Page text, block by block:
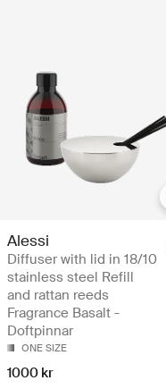
Alessi
Diffuser with lid in 18/10
stainless steel Refill
and rattan reeds
Fragrance Basalt -
Doftpinnar
ONE SIZE
1000 kr